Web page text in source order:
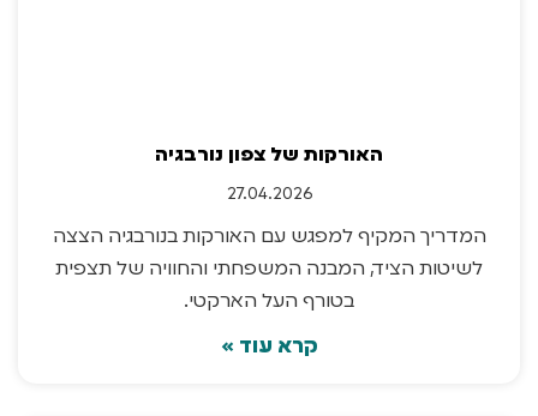
האורקות של צפון נורבגיה
27.04.2026
המדריך המקיף למפגש עם האורקות בנורבגיה הצצה
לשיטות הציד, המבנה המשפחתי והחוויה של תצפית
בטורף העל הארקטי.
קרא עוד »